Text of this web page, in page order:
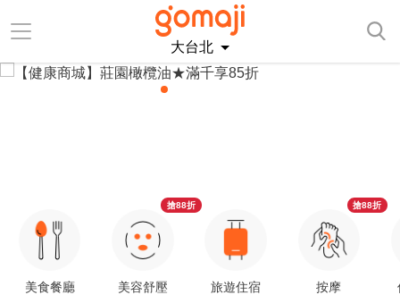
大台北
美食餐廳 美容舒壓
搶88折
旅遊住宿 按摩
搶88折